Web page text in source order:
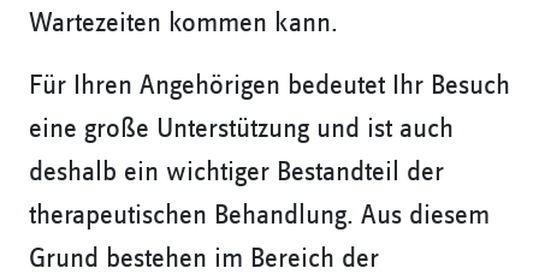
Wartezeiten kommen kann.
Für Ihren Angehörigen bedeutet Ihr Besuch
eine große Unterstützung und ist auch
deshalb ein wichtiger Bestandteil der
therapeutischen Behandlung. Aus diesem
Grund bestehen im Bereich der